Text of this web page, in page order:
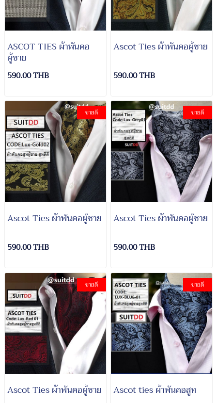
ASCOT TIES ผ้าพันคอ
ผู้ชาย
590.00 THB
Ascot Ties ผ้าพันคอผู้ชาย
590.00 THB
ขายดี
Ascot Ties ผ้าพันคอผู้ชาย
590.00 THB
ขายดี
Ascot Ties ผ้าพันคอผู้ชาย
590.00 THB
ขายดี
Ascot Ties ผ้าพันคอผู้ชาย
ขายดี
Ascot ties ผ้าพันคอสูท